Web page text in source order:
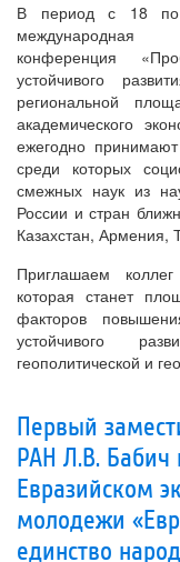
В период с 18 по
международная
конференция
устойчивого
региональной
академического
ежегодно
среди которых
смежных наук из
России и стран
Казахстан, Армения,
Приглашаем
которая станет
факторов
устойчивого
геополитической и
Первый
РАН Л.В. Бабич
Евразийском
молодежи
единство